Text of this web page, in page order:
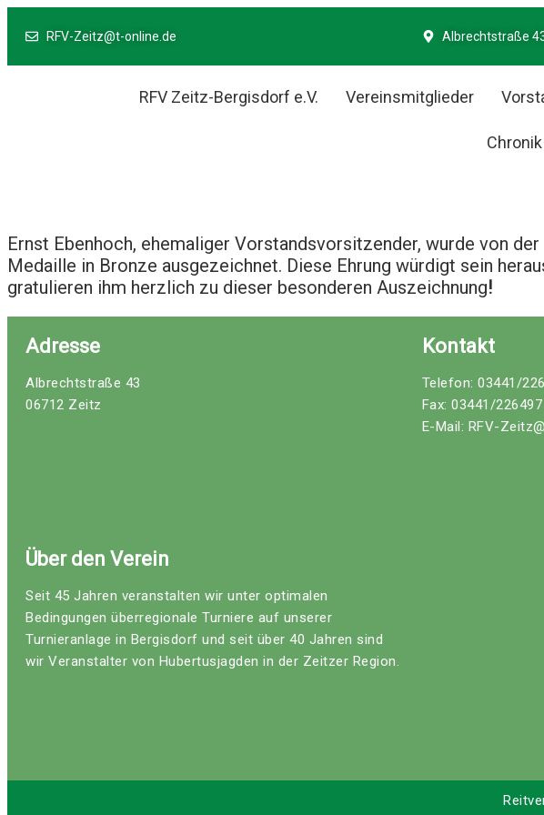
RFV-Zeitz@t-online.de Albrechtstraße
RFV Zeitz-Bergisdorf e.V. Vereinsmitglieder
Chronik
Ernst Ebenhoch, ehemaliger Vorstandsvorsitzender, wurde von
Medaille in Bronze ausgezeichnet. Diese Ehrung würdigt sein
gratulieren ihm herzlich zu dieser besonderen Auszeichnung!
Adresse
Albrechtstraße 43
06712 Zeitz
Kontakt
Telefon: 03441/
Fax: 03441/226497
E-Mail: RFV-
Über den Verein
Seit 45 Jahren veranstalten wir unter optimalen
Bedingungen überregionale Turniere auf unserer
Turnieranlage in Bergisdorf und seit über 40 Jahren sind
wir Veranstalter von Hubertusjagden in der Zeitzer Region.